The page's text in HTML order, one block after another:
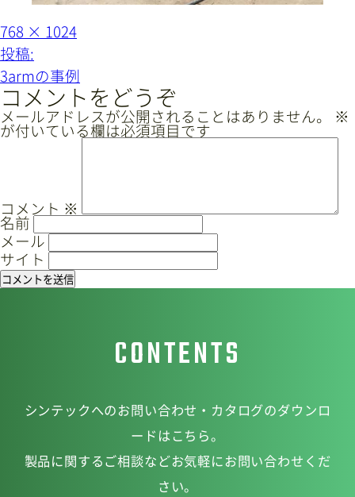
CAD/PDFデータ お問い合わせ
シンテック公式Instagram
フ
ル
サ
イ
ズ
768 × 1024
投
稿
ナ
ビ
ゲ
ョ
ン
投稿:
3armの事例
コメントをどうぞ
メールアドレスが公開されることはありません。 ※
が付いている欄は必須項目です
コメント ※
名前
メール
サイト
CONTENTS
シンテックへのお問い合わせ・カタログのダウンロ
ードはこちら。
製品に関するご相談などお気軽にお問い合わせくだ
さい。